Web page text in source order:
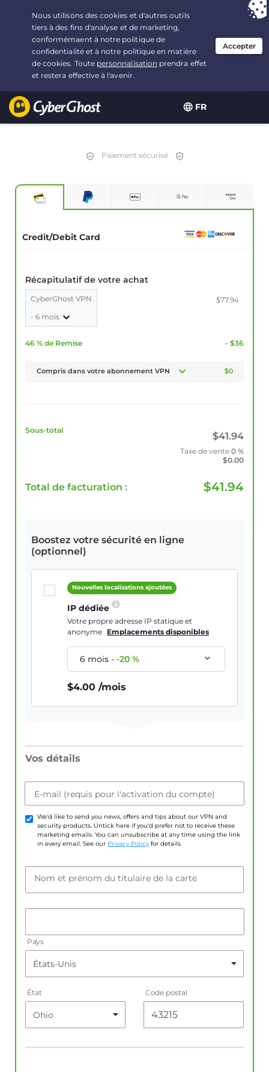
FR
Vous avez opté pour :L'offre la plus avantageuse
2.1666666666667 ans à $2.19/mois
Paiement sécurisé
Credit/Debit Card
Récapitulatif de votre achat
CyberGhost VPN
- 6 mois
$77.94
46 % de Remise - $36
Compris dans votre abonnement VPN $0
Sous-total
$41.94
Taxe de vente 0 %
$0.00
Total de facturation : $41.94
Boostez votre sécurité en ligne
(optionnel)
Nouvelles localisations ajoutées
IP dédiée
Votre propre adresse IP statique et
anonyme Emplacements disponibles
6 mois--20 %
$4.00 /mois
Vos détails
E-mail (requis pour l'activation du compte)
We'd like to send you news, offers and tips about our VPN and
security products. Untick here if you'd prefer not to receive these
marketing emails. You can unsubscribe at any time using the link
in every email. See our Privacy Policy for details.
Nom et prénom du titulaire de la carte
Pays
État Code postal